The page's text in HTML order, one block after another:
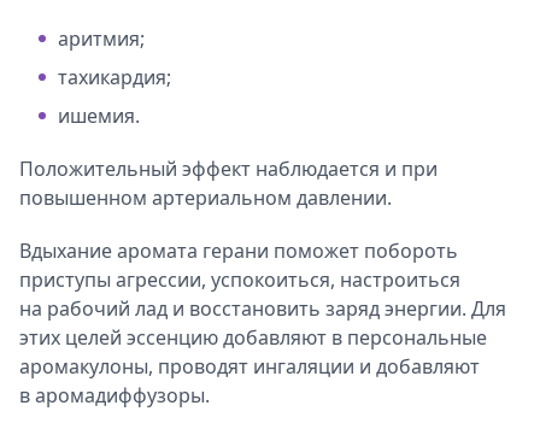
аритмия;
тахикардия;
ишемия.
Положительный эффект наблюдается и при
повышенном артериальном давлении.
Вдыхание аромата герани поможет побороть
приступы агрессии, успокоиться, настроиться
на рабочий лад и восстановить заряд энергии. Для
этих целей эссенцию добавляют в персональные
аромакулоны, проводят ингаляции и добавляют
в аромадиффузоры.